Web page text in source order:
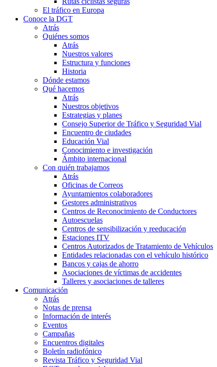
El tráfico en Europa
Conoce la DGT
Atrás
Quiénes somos
Atrás
Nuestros valores
Estructura y funciones
Historia
Dónde estamos
Qué hacemos
Atrás
Nuestros objetivos
Estrategias y planes
Consejo Superior de Tráfico y Seguridad Vial
Encuentro de ciudades
Educación Vial
Conocimiento e investigación
Ámbito internacional
Con quién trabajamos
Atrás
Oficinas de Correos
Ayuntamientos colaboradores
Gestores administrativos
Centros de Reconocimiento de Conductores
Autoescuelas
Centros de sensibilización y reeducación
Estaciones ITV
Centros Autorizados de Tratamiento de Vehículos
Entidades relacionadas con el vehículo histórico
Bancos y cajas de ahorro
Asociaciones de víctimas de accidentes
Talleres y asociaciones de talleres
Comunicación
Atrás
Notas de prensa
Información de interés
Eventos
Campañas
Encuentros digitales
Boletín radiofónico
Revista Tráfico y Seguridad Vial